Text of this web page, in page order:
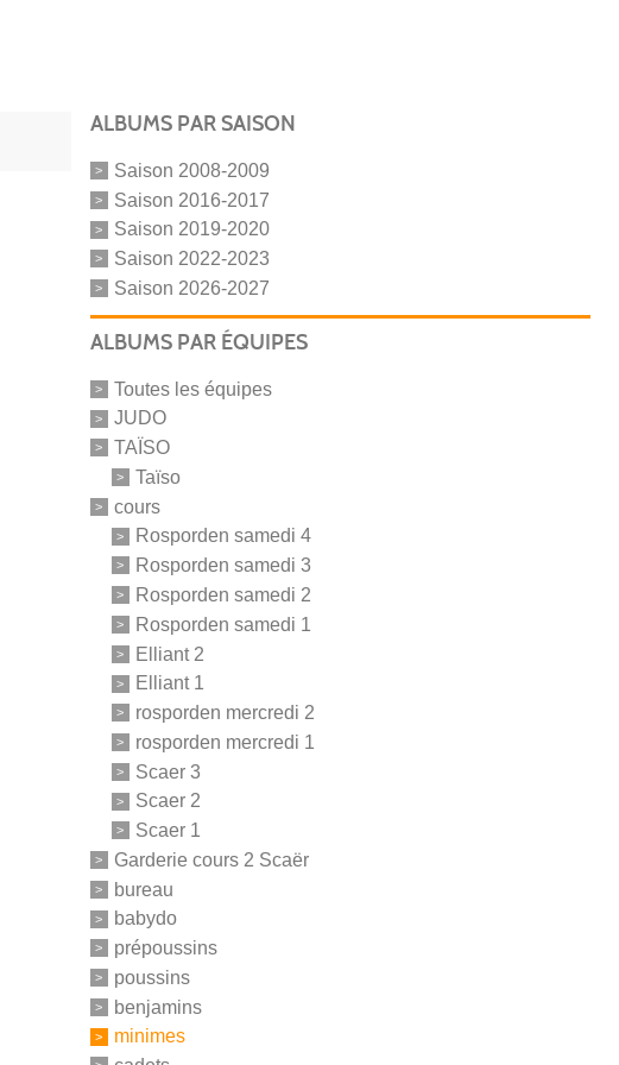
ALBUMS PAR SAISON
Saison 2008-2009
Saison 2016-2017
Saison 2019-2020
Saison 2022-2023
Saison 2026-2027
ALBUMS PAR ÉQUIPES
Toutes les équipes
JUDO
TAÏSO
Taïso
cours
Rosporden samedi 4
Rosporden samedi 3
Rosporden samedi 2
Rosporden samedi 1
Elliant 2
Elliant 1
rosporden mercredi 2
rosporden mercredi 1
Scaer 3
Scaer 2
Scaer 1
Garderie cours 2 Scaër
bureau
babydo
prépoussins
poussins
benjamins
minimes